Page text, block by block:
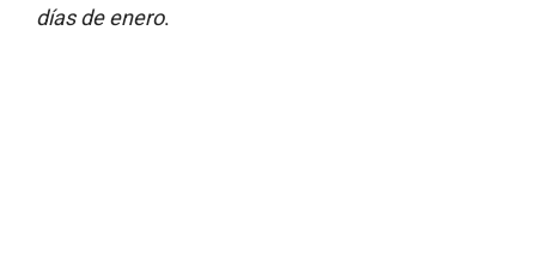
días de enero.